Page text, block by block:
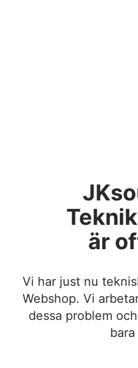
är
Vi har just nu
Webshop. Vi
dessa problem